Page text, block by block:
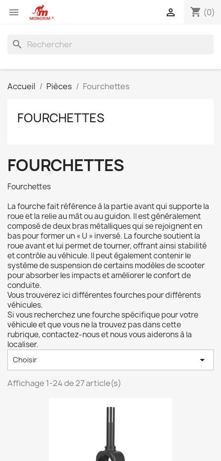
 shopping_cart (0)

search
Accueil Pièces Fourchettes
FOURCHETTES
FOURCHETTES
Fourchettes
La fourche fait référence à la partie avant qui supporte la
roue et la relie au mât ou au guidon. Il est généralement
composé de deux bras métalliques qui se rejoignent en
bas pour former un « U » inversé. La fourche soutient la
roue avant et lui permet de tourner, offrant ainsi stabilité
et contrôle au véhicule. Il peut également contenir le
système de suspension de certains modèles de scooter
pour absorber les impacts et améliorer le confort de
conduite.
Vous trouverez ici différentes fourches pour différents
véhicules.
Si vous recherchez une fourche spécifique pour votre
véhicule et que vous ne la trouvez pas dans cette
rubrique, contactez-nous et nous vous aiderons à la
localiser.
Choisir 
Affichage 1-24 de 27 article(s)